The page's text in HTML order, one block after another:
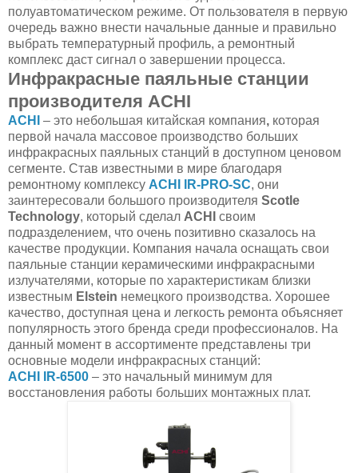
полуавтоматическом режиме. От пользователя в первую
очередь важно внести начальные данные и правильно
выбрать температурный профиль, а ремонтный
комплекс даст сигнал о завершении процесса.
Инфракрасные паяльные станции
производителя ACHI
ACHI – это небольшая китайская компания, которая
первой начала массовое производство больших
инфракрасных паяльных станций в доступном ценовом
сегменте. Став известными в мире благодаря
ремонтному комплексу ACHI IR-PRO-SC, они
заинтересовали большого производителя Scotle
Technology, который сделал ACHI
своим
подразделением, что очень позитивно сказалось на
качестве продукции. Компания начала оснащать свои
паяльные станции керамическими инфракрасными
излучателями, которые по характеристикам близки
известным Elstein немецкого производства. Хорошее
качество, доступная цена и легкость ремонта объясняет
популярность этого бренда среди профессионалов. На
данный момент в ассортименте представлены три
основные модели инфракрасных станций:
ACHI IR-6500 – это начальный минимум для
восстановления работы больших монтажных плат.